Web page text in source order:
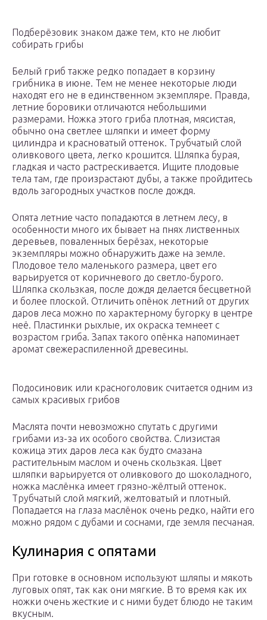
Подберёзовик знаком даже тем, кто не любит
собирать грибы
Белый гриб также редко попадает в корзину
грибника в июне. Тем не менее некоторые люди
находят его не в единственном экземпляре. Правда,
летние боровики отличаются небольшими
размерами. Ножка этого гриба плотная, мясистая,
обычно она светлее шляпки и имеет форму
цилиндра и красноватый оттенок. Трубчатый слой
оливкового цвета, легко крошится. Шляпка бурая,
гладкая и часто растрескивается. Ищите плодовые
тела там, где произрастают дубы, а также пройдитесь
вдоль загородных участков после дождя.
Опята летние часто попадаются в летнем лесу, в
особенности много их бывает на пнях лиственных
деревьев, поваленных берёзах, некоторые
экземпляры можно обнаружить даже на земле.
Плодовое тело маленького размера, цвет его
варьируется от коричневого до светло-бурого.
Шляпка скользкая, после дождя делается бесцветной
и более плоской. Отличить опёнок летний от других
даров леса можно по характерному бугорку в центре
неё. Пластинки рыхлые, их окраска темнеет с
возрастом гриба. Запах такого опёнка напоминает
аромат свежераспиленной древесины.
Подосиновик или красноголовик считается одним из
самых красивых грибов
Маслята почти невозможно спутать с другими
грибами из-за их особого свойства. Слизистая
кожица этих даров леса как будто смазана
растительным маслом и очень скользкая. Цвет
шляпки варьируется от оливкового до шоколадного,
ножка маслёнка имеет грязно-жёлтый оттенок.
Трубчатый слой мягкий, желтоватый и плотный.
Попадается на глаза маслёнок очень редко, найти его
можно рядом с дубами и соснами, где земля песчаная.
Кулинария с опятами
При готовке в основном используют шляпы и мякоть
луговых опят, так как они мягкие. В то время как их
ножки очень жесткие и с ними будет блюдо не таким
вкусным.